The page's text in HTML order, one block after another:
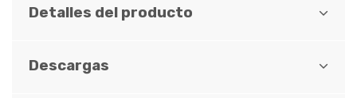
Detalles del producto
Descargas